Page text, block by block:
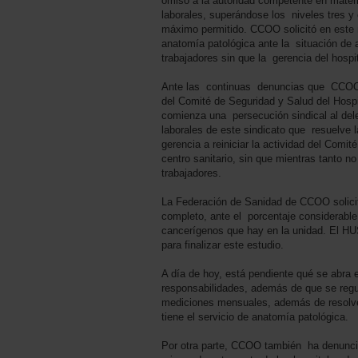
laborales, superándose los niveles tres
máximo permitido. CCOO solicitó en
anatomía patológica ante la situación de
trabajadores sin que la gerencia del
Ante las continuas denuncias que
del Comité de Seguridad y Salud del
comienza una persecución sindical al
laborales de este sindicato que resuelve
gerencia a reiniciar la actividad del
centro sanitario, sin que mientras tanto
trabajadores.
La Federación de Sanidad de CCOO
completo, ante el porcentaje
cancerígenos que hay en la unidad. El
para finalizar este estudio.
A día de hoy, está pendiente qué se abra
responsabilidades, además de que se
mediciones mensuales, además de
tiene el servicio de anatomía patológica.
Por otra parte, CCOO también ha